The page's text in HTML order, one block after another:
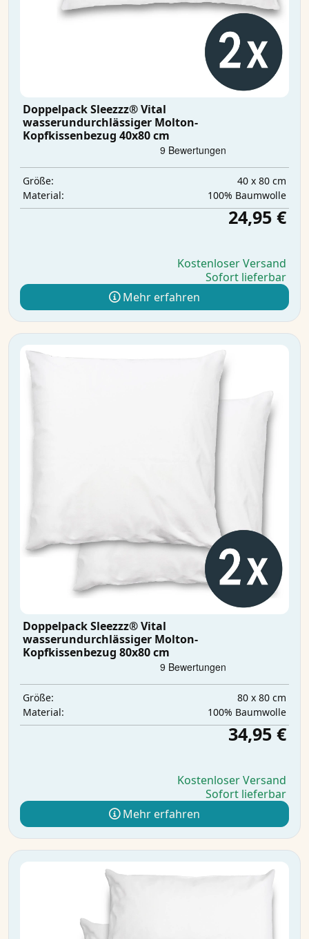
Doppelpack Sleezzz® Vital
wasserundurchlässiger Molton-
Kopfkissenbezug 40x80 cm
Größe:
40 x 80 cm
Material:
100% Baumwolle
24,95 €
Kostenloser Versand
Sofort lieferbar
Mehr erfahren
Doppelpack Sleezzz® Vital
wasserundurchlässiger Molton-
Kopfkissenbezug 80x80 cm
Größe:
80 x 80 cm
Material:
100% Baumwolle
34,95 €
Kostenloser Versand
Sofort lieferbar
Mehr erfahren